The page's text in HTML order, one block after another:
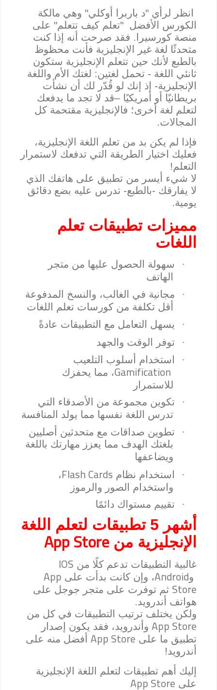
انظر لرأي "د باربرا أوكلي" وهي مالكة
الكورس الأفضل "تعلم كيف تتعلم" على
منصة كورسيرا. فقد صرحت أنه إذا كنت
متحدثًا لغة غير الإنجليزية فأنت محظوظ
بالطبع لأنك حين تتعلم الإنجليزية ستكون
ثانئي اللغة - تحمل لغتين: لغتك الأم واللغة
الإنجليزية- إذ إنك لو قُدّر لك أن نشأت
بريطانيًا أو أمريكيًا –قد لا تجد ما يدفعك
لتعلم لغة أخرى؛ فالإنجليزية مقتحمة كل
المجالات.
فإذا لم يكن بد من تعلم اللغة الإنجليزية،
فعليك اختيار الطريقة التي تدفعك لاستمرار
التعلم!
لا شيء أيسر من تطبيق على هاتفك الذي
لا يفارقك -بالطبع- تدرس عليه بضع دقائق
يومية.
مميزات تطبيقات تعلم
اللغات
·
سهولة الحصول عليها من متجر
الهاتف
·
مجانية في الغالب، والنسخ المدفوعة
أقل تكلفة من كورسات تعلم اللغات
·
يسهل التعامل مع التطبيقات عادةً
·
توفر الوقت والجهد
·
استخدام أسلوب التلعيب
Gamification، مما يحفزك
للاستمرار
·
تكوين مجموعة من الأصدقاء التي
تدرس اللغة نفسها مما يولد المنافسة
·
تطوين صداقات مع متحدثين أصليين
بلغتك الهدف مما يعزز مهارتك باللغة
ويضاعفها
·
استخدام نظام Flash Cards،
واستخدام الصور والرموز
·
تقييم مستواك دائمًا
أشهر 5 تطبيقات لتعلم اللغة
الإنجليزية منApp Store
غالبية التطبيقات تدعم كلًا من IOS
وAndroid، وإن كانت بدأت على App
Store ثم توفرت على متجر جوجل على
هواتف أندرويد.
ولكن يختلف ترتيب التطبيقات في كل من
App Storeوأندرويد، فقد يكون إصدار
تطبيق ما على App Storeأفضل منه على
أندرويد!
إليك أهم تطبيقات لتعلم اللغة الإنجليزية
على App Store